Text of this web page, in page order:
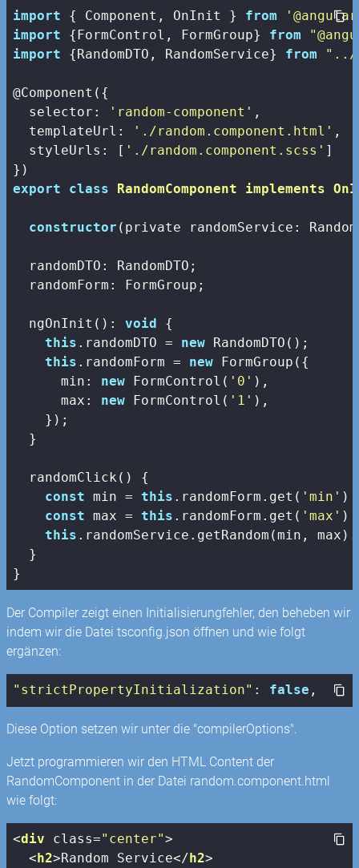
import { Component, OnInit } from
import {FormControl, FormGroup} from
import {RandomDTO, RandomService} from "../
@Component({
selector : 'random-component' ,
templateUrl : './random.component.html' ,
styleUrls : [ './random.component.scss' ]
export
class RandomComponent implements
constructor (private randomService:
  randomDTO: RandomDTO;
  randomForm: FormGroup;
  ngOnInit():
void
{
this .randomDTO = new RandomDTO();
this .randomForm = new FormGroup({
min : new FormControl( '0' ),
max : new FormControl( '1' ),
    });
  }
  randomClick() {
const min = this .randomForm.get( 'min'
const max = this .randomForm.get( 'max'
this .randomService.getRandom(min,
  }
}
Der Compiler zeigt einen Initialisierungfehler, den beheben wir
indem wir die Datei tsconfig.json öffnen und wie folgt
ergänzen:
"strictPropertyInitialization" : false ,
Diese Option setzen wir unter die "compilerOptions".
Jetzt programmieren wir den HTML Content der
RandomComponent in der Datei random.component.html
wie folgt:
<div class="center">
<h2>Random Service</h2>